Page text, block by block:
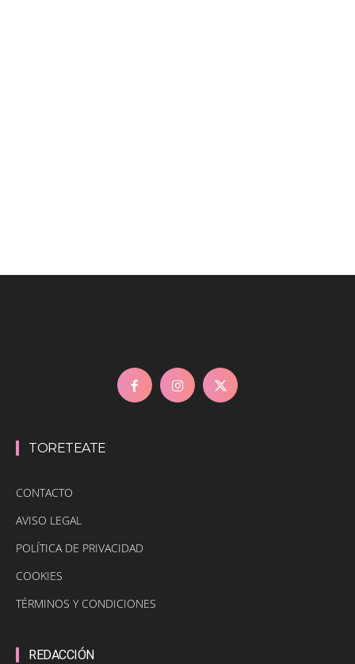
TORETEATE
CONTACTO
AVISO LEGAL
POLÍTICA DE PRIVACIDAD
COOKIES
TÉRMINOS Y CONDICIONES
REDACCIÓN